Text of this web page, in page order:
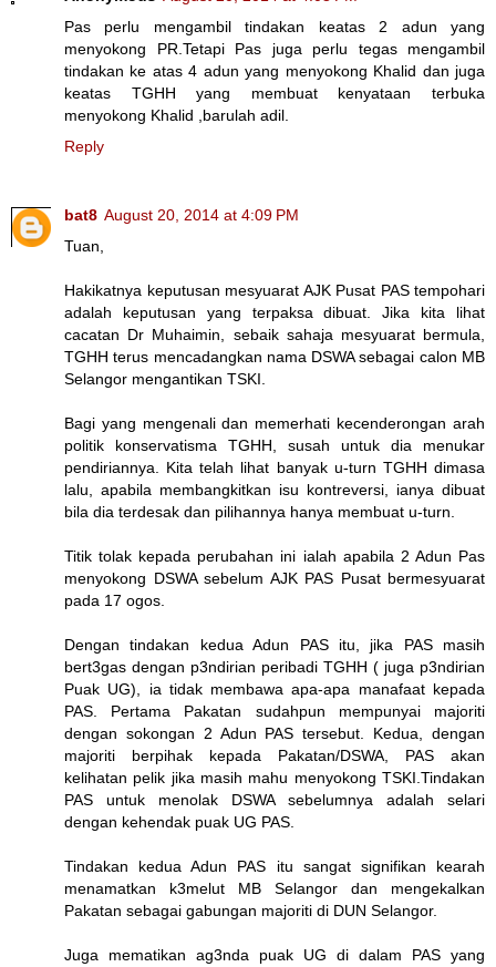
Pas perlu mengambil tindakan keatas 2 adun yang
menyokong PR.Tetapi Pas juga perlu tegas mengambil
tindakan ke atas 4 adun yang menyokong Khalid dan juga
keatas TGHH yang membuat kenyataan terbuka
menyokong Khalid ,barulah adil.
Reply
bat8 August 20, 2014 at 4:09 PM
Tuan,
Hakikatnya keputusan mesyuarat AJK Pusat PAS tempohari
adalah keputusan yang terpaksa dibuat. Jika kita lihat
cacatan Dr Muhaimin, sebaik sahaja mesyuarat bermula,
TGHH terus mencadangkan nama DSWA sebagai calon MB
Selangor mengantikan TSKI.
Bagi yang mengenali dan memerhati kecenderongan arah
politik konservatisma TGHH, susah untuk dia menukar
pendiriannya. Kita telah lihat banyak u-turn TGHH dimasa
lalu, apabila membangkitkan isu kontreversi, ianya dibuat
bila dia terdesak dan pilihannya hanya membuat u-turn.
Titik tolak kepada perubahan ini ialah apabila 2 Adun Pas
menyokong DSWA sebelum AJK PAS Pusat bermesyuarat
pada 17 ogos.
Dengan tindakan kedua Adun PAS itu, jika PAS masih
bert3gas dengan p3ndirian peribadi TGHH ( juga p3ndirian
Puak UG), ia tidak membawa apa-apa manafaat kepada
PAS. Pertama Pakatan sudahpun mempunyai majoriti
dengan sokongan 2 Adun PAS tersebut. Kedua, dengan
majoriti berpihak kepada Pakatan/DSWA, PAS akan
kelihatan pelik jika masih mahu menyokong TSKI.Tindakan
PAS untuk menolak DSWA sebelumnya adalah selari
dengan kehendak puak UG PAS.
Tindakan kedua Adun PAS itu sangat signifikan kearah
menamatkan k3melut MB Selangor dan mengekalkan
Pakatan sebagai gabungan majoriti di DUN Selangor.
Juga mematikan ag3nda puak UG di dalam PAS yang